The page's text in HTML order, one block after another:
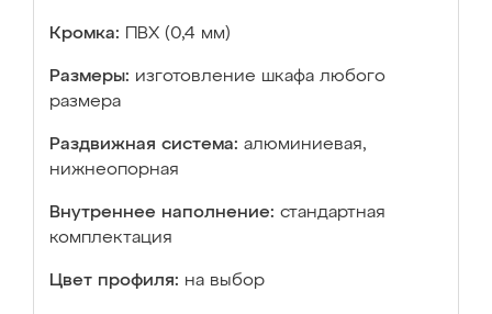
Кромка: ПВХ (0,4 мм)
Размеры: изготовление шкафа любого
размера
Раздвижная система: алюминиевая,
нижнеопорная
Внутреннее наполнение: стандартная
комплектация
Цвет профиля: на выбор